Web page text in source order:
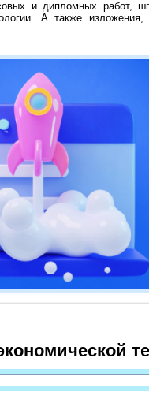
и дипломных работ,
А также